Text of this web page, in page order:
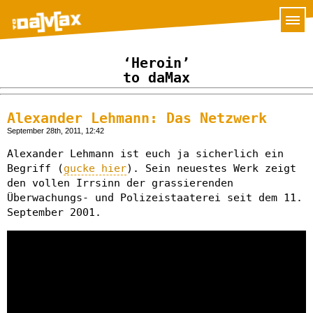
‘Heroin’
to daMax
Alexander Lehmann: Das Netzwerk
September 28th, 2011, 12:42
Alexander Lehmann ist euch ja sicherlich ein
Begriff (gucke hier). Sein neuestes Werk zeigt
den vollen Irrsinn der grassierenden
Überwachungs- und Polizeistaaterei seit dem 11.
September 2001.